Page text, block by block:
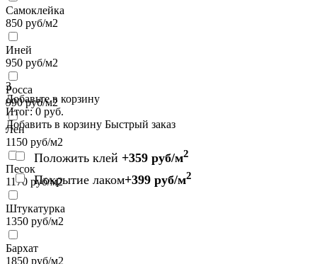
Самоклейка
850 руб/м2
Иней
950 руб/м2
Росса
990руб/м2
Лен
1150 руб/м2
Песок
1170 руб/м2
Штукатурка
1350 руб/м2
Бархат
1850 руб/м2
3
Добавьте в корзину
Итог:0 руб.
Добавить в корзину Быстрый заказ
Положить клей +359 руб/м2
Покрытие лаком+399 руб/м2